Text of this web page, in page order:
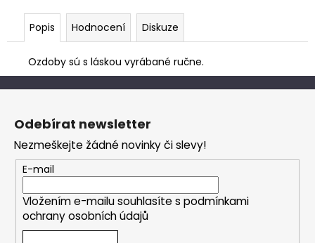
Popis Hodnocení Diskuze
Ozdoby sú s láskou vyrábané ručne.
Z
Odebírat newsletter
Nezmeškejte žádné novinky či slevy!
E-mail
Vložením e-mailu souhlasíte s podmínkami
ochrany osobních údajů